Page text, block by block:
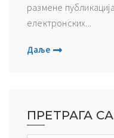
размене
електронских...
Даље
ПРЕТРАГА